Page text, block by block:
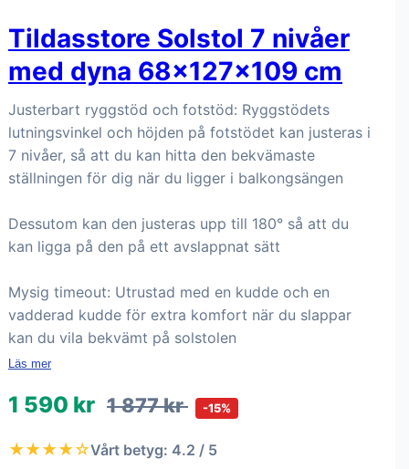
Tildasstore Solstol 7 nivåer
med dyna 68x127x109 cm
Justerbart ryggstöd och fotstöd: Ryggstödets
lutningsvinkel och höjden på fotstödet kan justeras i
7 nivåer, så att du kan hitta den bekvämaste
ställningen för dig när du ligger i balkongsängen
Dessutom kan den justeras upp till 180° så att du
kan ligga på den på ett avslappnat sätt
Mysig timeout: Utrustad med en kudde och en
vadderad kudde för extra komfort när du slappar
kan du vila bekvämt på solstolen
Läs mer
1 590 kr 1 877 kr -15%
★★★★☆Vårt betyg: 4.2 / 5